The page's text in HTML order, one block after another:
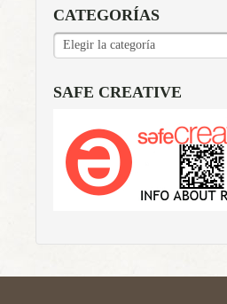
CATEGORÍAS
CATEGORÍAS
SAFE CREATIVE